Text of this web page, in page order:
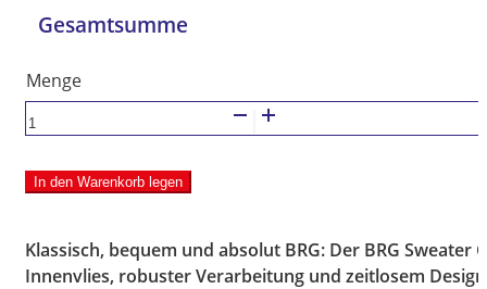
Gesamtsumme
Sweater
grau
unisex
Menge
In den Warenkorb legen
Klassisch, bequem und absolut BRG: Der BRG
Innenvlies, robuster Verarbeitung und zeitlosem